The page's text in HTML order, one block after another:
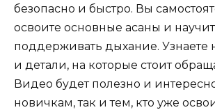
безопасно и быстро. Вы
освоите основные асаны и
поддерживать дыхание. Узнаете
и детали, на которые стоит
Видео будет полезно и
новичкам, так и тем, кто уже